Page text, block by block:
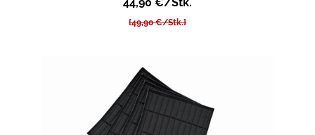
[49,90 €/Stk.]